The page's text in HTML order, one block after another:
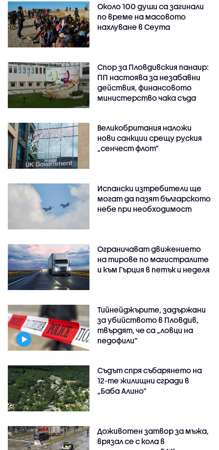
Около 100 души са загинали
по време на масовото
нахлуване в Сеута
Спор за Пловдивския панаир:
ПП настоява за незабавни
действия, финансовото
министерство чака съда
Великобритания наложи
нови санкции срещу руския
„сенчест флот“
Испански изтребители ще
могат да пазят българското
небе при необходимост
Ограничават движението
на тирове по магистралите
и към Гърция в петък и неделя
Тийнейджърите, задържани
за убийството в Пловдив,
твърдят, че са „ловци на
педофили”
Съдът спря събарянето на
12-те жилищни сгради в
„Баба Алино“
Доживотен затвор за мъжа,
врязал се с кола в